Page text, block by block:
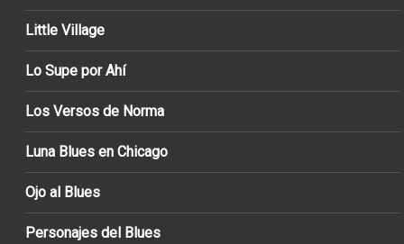
Little Village
Lo Supe por Ahí
Los Versos de Norma
Luna Blues en Chicago
Ojo al Blues
Personajes del Blues